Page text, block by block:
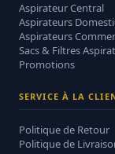
Aspirateur Central
Aspirateurs
Aspirateurs
Sacs & Filtres
Promotions
SERVICE À LA
Politique de Retour
Politique de